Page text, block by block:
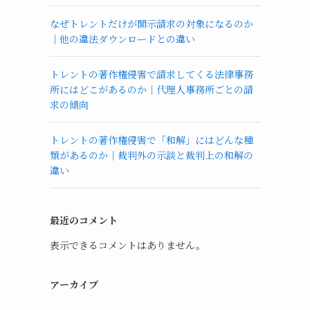
なぜトレントだけが開示請求の対象になるのか
｜他の違法ダウンロードとの違い
トレントの著作権侵害で請求してくる法律事務
所にはどこがあるのか｜代理人事務所ごとの請
求の傾向
トレントの著作権侵害で「和解」にはどんな種
類があるのか｜裁判外の示談と裁判上の和解の
違い
最近のコメント
表示できるコメントはありません。
アーカイブ